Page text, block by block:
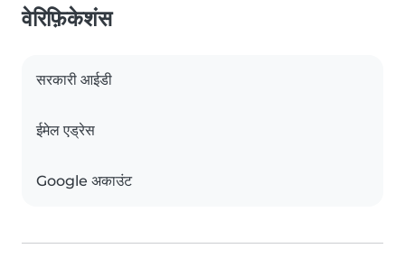
वेरिफ़िकेशंस
सरकारी आईडी
ईमेल एड्रेस
Google अकाउंट